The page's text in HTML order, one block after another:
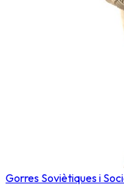
Gorres Soviètiques i